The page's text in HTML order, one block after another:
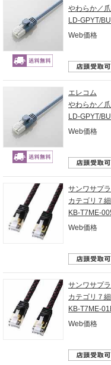
やわらか／
LD-GPYT/
Web価格
エレコム
やわらか／
LD-GPYT/
Web価格
サンワサプ
カテゴリ７
KB-T7ME-
Web価格
サンワサプ
カテゴリ７
KB-T7ME-
Web価格